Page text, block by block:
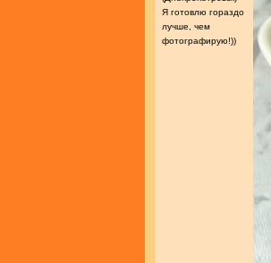
Я готовлю гораздо
лучше, чем
фотографирую!))